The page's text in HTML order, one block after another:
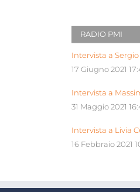
RADIO PMI
Intervista a
17 Giugno 2021
Intervista a
31 Maggio 2021
Intervista a Livia
16 Febbraio 2021